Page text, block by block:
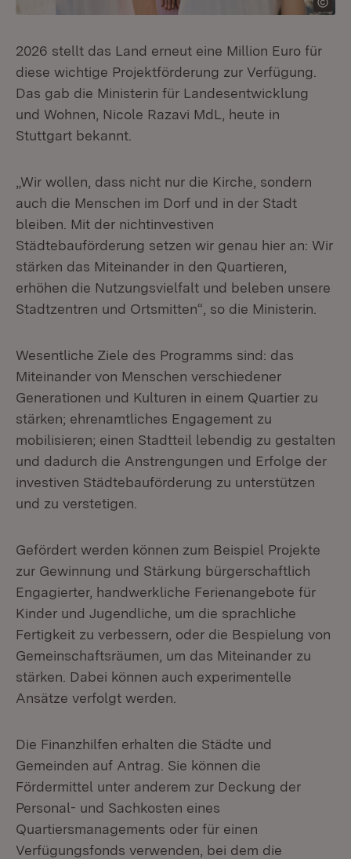
2026 stellt das Land erneut eine Million Euro für
diese wichtige Projektförderung zur Verfügung.
Das gab die Ministerin für Landesentwicklung
und Wohnen, Nicole Razavi MdL, heute in
Stuttgart bekannt.
„Wir wollen, dass nicht nur die Kirche, sondern
auch die Menschen im Dorf und in der Stadt
bleiben. Mit der nichtinvestiven
Städtebauförderung setzen wir genau hier an: Wir
stärken das Miteinander in den Quartieren,
erhöhen die Nutzungsvielfalt und beleben unsere
Stadtzentren und Ortsmitten“, so die Ministerin.
Wesentliche Ziele des Programms sind: das
Miteinander von Menschen verschiedener
Generationen und Kulturen in einem Quartier zu
stärken; ehrenamtliches Engagement zu
mobilisieren; einen Stadtteil lebendig zu gestalten
und dadurch die Anstrengungen und Erfolge der
investiven Städtebauförderung zu unterstützen
und zu verstetigen.
Gefördert werden können zum Beispiel Projekte
zur Gewinnung und Stärkung bürgerschaftlich
Engagierter, handwerkliche Ferienangebote für
Kinder und Jugendliche, um die sprachliche
Fertigkeit zu verbessern, oder die Bespielung von
Gemeinschaftsräumen, um das Miteinander zu
stärken. Dabei können auch experimentelle
Ansätze verfolgt werden.
Die Finanzhilfen erhalten die Städte und
Gemeinden auf Antrag. Sie können die
Fördermittel unter anderem zur Deckung der
Personal- und Sachkosten eines
Quartiersmanagements oder für einen
Verfügungsfonds verwenden, bei dem die